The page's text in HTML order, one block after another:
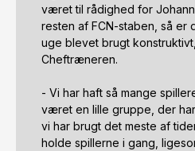
været til rådighed for
resten af FCN-staben, så er
uge blevet brugt
Cheftræneren.
- Vi har haft så mange
været en lille gruppe, der
vi har brugt det meste af
holde spillerne i gang,